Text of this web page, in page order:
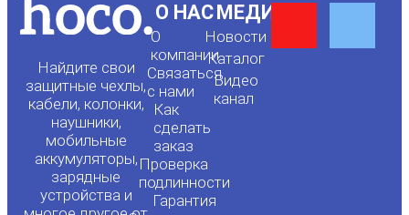
Найдите свои
защитные чехлы,
кабели, колонки,
наушники,
мобильные
аккумуляторы,
зарядные
устройства и
О НАС
О
компании
Связаться
с нами
Как
сделать
заказ
Проверка
подлинности
Гарантия
МЕДИА
Новости
Каталог
Видео
канал